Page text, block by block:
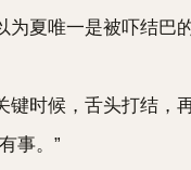
夏唯一是被吓结巴的
时候，舌头打结，再
事。”